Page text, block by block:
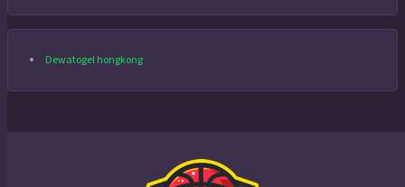
Dewatogel hongkong